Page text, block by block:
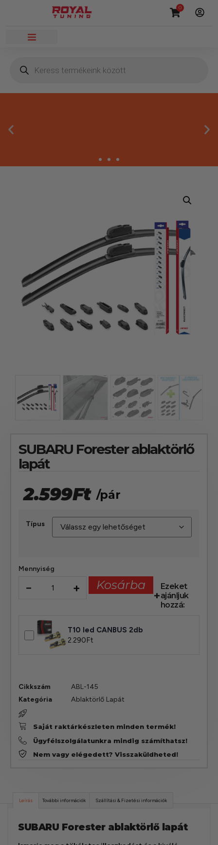
0
SUBARU Forester ablaktörlő
lapát
2.599Ft /pár
Típus
Mennyiség
− + Kosárba
Ezeket
ajánljuk
hozzá:
T10 led CANBUS 2db
2.290Ft
Cikkszám
ABL-145
Kategória
Ablaktörlő Lapát
Saját raktárkészleten minden termék!
Ügyfélszolgálatunkra mindig számíthatsz!
Nem vagy elégedett? Visszaküldheted!
Leírás További információk Szállítási & Fizetési információk
SUBARU Forester ablaktörlő lapát